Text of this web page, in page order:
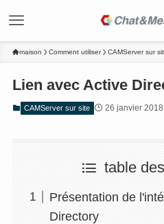
maison Comment utiliser CAMServer sur
Lien avec Active
CAMServer sur site 26 janvier 2018
table
Présentation de
Directory